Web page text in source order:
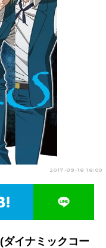
記事一覧
化映画一覧
アニメ
アニメ
2017-09-18 18:00
イナミックコー